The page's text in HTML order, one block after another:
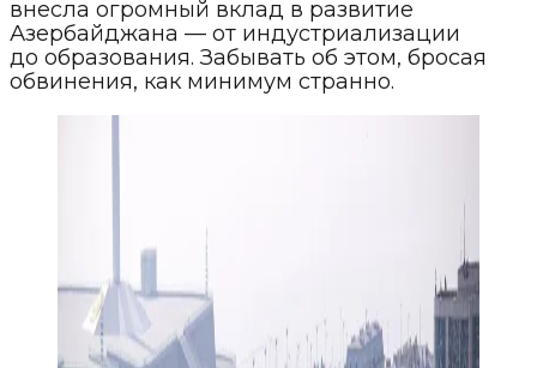
внесла огромный вклад в развитие
Азербайджана — от индустриализации
до образования. Забывать об этом, бросая
обвинения, как минимум странно.